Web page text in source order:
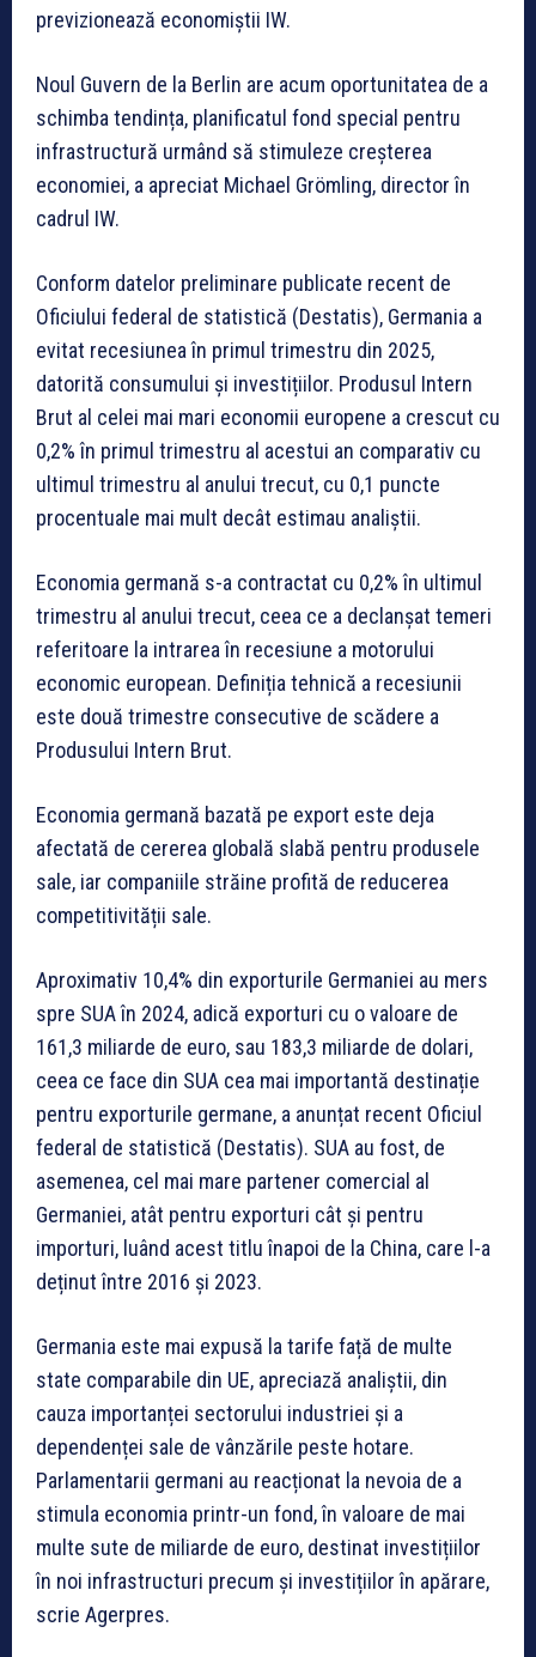
previzionează economiștii IW.
Noul Guvern de la Berlin are acum oportunitatea de a
schimba tendința, planificatul fond special pentru
infrastructură urmând să stimuleze creșterea
economiei, a apreciat Michael Grömling, director în
cadrul IW.
Conform datelor preliminare publicate recent de
Oficiului federal de statistică (Destatis), Germania a
evitat recesiunea în primul trimestru din 2025,
datorită consumului și investițiilor. Produsul Intern
Brut al celei mai mari economii europene a crescut cu
0,2% în primul trimestru al acestui an comparativ cu
ultimul trimestru al anului trecut, cu 0,1 puncte
procentuale mai mult decât estimau analiștii.
Economia germană s-a contractat cu 0,2% în ultimul
trimestru al anului trecut, ceea ce a declanșat temeri
referitoare la intrarea în recesiune a motorului
economic european. Definiția tehnică a recesiunii
este două trimestre consecutive de scădere a
Produsului Intern Brut.
Economia germană bazată pe export este deja
afectată de cererea globală slabă pentru produsele
sale, iar companiile străine profită de reducerea
competitivității sale.
Aproximativ 10,4% din exporturile Germaniei au mers
spre SUA în 2024, adică exporturi cu o valoare de
161,3 miliarde de euro, sau 183,3 miliarde de dolari,
ceea ce face din SUA cea mai importantă destinație
pentru exporturile germane, a anunțat recent Oficiul
federal de statistică (Destatis). SUA au fost, de
asemenea, cel mai mare partener comercial al
Germaniei, atât pentru exporturi cât și pentru
importuri, luând acest titlu înapoi de la China, care l-a
deținut între 2016 și 2023.
Germania este mai expusă la tarife față de multe
state comparabile din UE, apreciază analiștii, din
cauza importanței sectorului industriei și a
dependenței sale de vânzările peste hotare.
Parlamentarii germani au reacționat la nevoia de a
stimula economia printr-un fond, în valoare de mai
multe sute de miliarde de euro, destinat investițiilor
în noi infrastructuri precum și investițiilor în apărare,
scrie Agerpres.